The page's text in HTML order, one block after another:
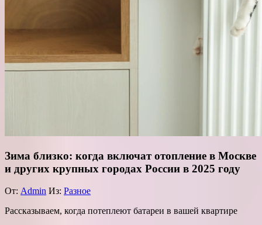
Зима близко: когда включат отопление в Москве
и других крупных городах России в 2025 году
От: Admin Из: Разное
Рассказываем, когда потеплеют батареи в вашей квартире